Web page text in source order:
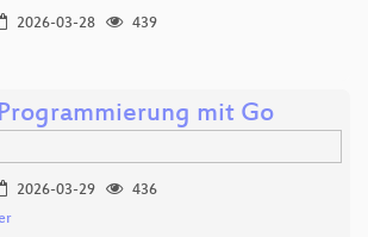
2026-03-28
439
mit Go
2026-03-29
436